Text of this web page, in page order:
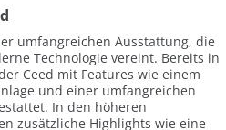
umfangreichen Ausstattung, die
Technologie vereint. Bereits in
Ceed mit Features wie einem
und einer umfangreichen
In den höheren
zusätzliche Highlights wie eine